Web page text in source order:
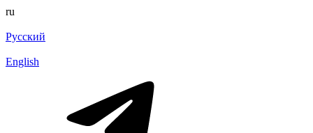
ru
Русский
English